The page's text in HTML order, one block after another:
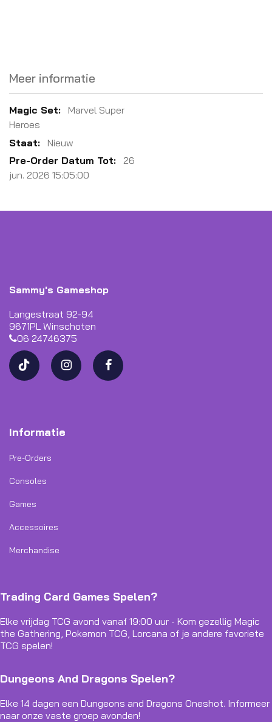
Meer informatie
Meer
informatie
Marvel Super
Heroes
Nieuw
26
jun. 2026 15:05:00
Sammy's Gameshop
Langestraat 92-94
9671PL Winschoten
06 24746375
Informatie
Pre-Orders
Consoles
Games
Accessoires
Merchandise
Trading Card Games Spelen?
Elke vrijdag TCG avond vanaf 19:00 uur - Kom gezellig Magic
the Gathering, Pokemon TCG, Lorcana of je andere favoriete
TCG spelen!
Dungeons And Dragons Spelen?
Elke 14 dagen een Dungeons and Dragons Oneshot. Informeer
naar onze vaste groep avonden!